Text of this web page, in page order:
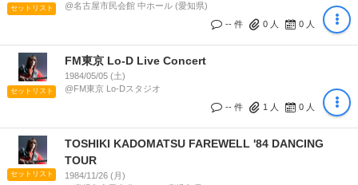
セットリスト
@名古屋市民会館 中ホール (愛知県)
-- 件
0 人 0 人
セットリスト
FM東京 Lo-D Live Concert
1984/05/05 (土)
@FM東京 Lo-Dスタジオ
-- 件
1 人 0 人
セットリスト
TOSHIKI KADOMATSU FAREWELL '84 DANCING
TOUR
1984/11/26 (月)